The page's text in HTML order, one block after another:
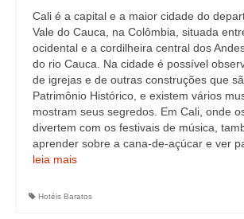
Cali é a capital e a maior cidade do
Vale do Cauca, na Colômbia, situada
ocidental e a cordilheira central dos
do rio Cauca. Na cidade é possível
de igrejas e de outras construções que
Patrimônio Histórico, e existem vários
mostram seus segredos. Em Cali, onde
divertem com os festivais de música,
aprender sobre a cana-de-açúcar e ver
leia mais
Hotéis Baratos